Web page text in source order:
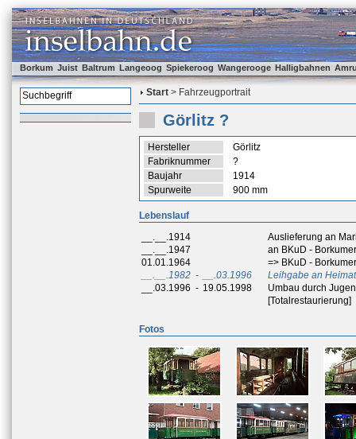
Borkum Juist Baltrum Langeoog Spiekeroog Wangerooge Halligbahnen
Start > Fahrzeugportrait
Görlitz ?
Hersteller
Görlitz
Fabriknummer
?
Baujahr
1914
Spurweite
900 mm
Lebenslauf
__.__.1914
Auslieferung an
__.__.1947
an BKuD -
01.01.1964
=> BKuD -
__.__.1982 - __.03.1996
Leihgabe an
__.03.1996 - 19.05.1998
Umbau durch
[Totalrestaurierung]
Fotos